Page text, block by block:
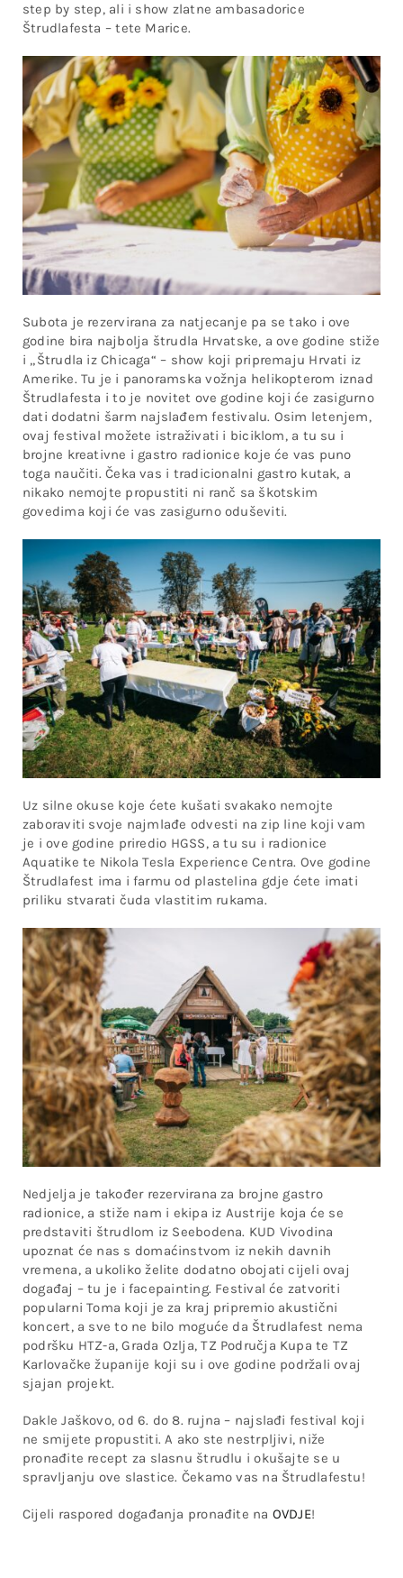
step by step, ali i show zlatne ambasadorice
Štrudlafesta – tete Marice.
Subota je rezervirana za natjecanje pa se tako i ove
godine bira najbolja štrudla Hrvatske, a ove godine stiže
i „Štrudla iz Chicaga“ – show koji pripremaju Hrvati iz
Amerike. Tu je i panoramska vožnja helikopterom iznad
Štrudlafesta i to je novitet ove godine koji će zasigurno
dati dodatni šarm najslađem festivalu. Osim letenjem,
ovaj festival možete istraživati i biciklom, a tu su i
brojne kreativne i gastro radionice koje će vas puno
toga naučiti. Čeka vas i tradicionalni gastro kutak, a
nikako nemojte propustiti ni ranč sa škotskim
govedima koji će vas zasigurno oduševiti.
Uz silne okuse koje ćete kušati svakako nemojte
zaboraviti svoje najmlađe odvesti na zip line koji vam
je i ove godine priredio HGSS, a tu su i radionice
Aquatike te Nikola Tesla Experience Centra. Ove godine
Štrudlafest ima i farmu od plastelina gdje ćete imati
priliku stvarati čuda vlastitim rukama.
Nedjelja je također rezervirana za brojne gastro
radionice, a stiže nam i ekipa iz Austrije koja će se
predstaviti štrudlom iz Seebodena. KUD Vivodina
upoznat će nas s domaćinstvom iz nekih davnih
vremena, a ukoliko želite dodatno obojati cijeli ovaj
događaj – tu je i facepainting. Festival će zatvoriti
popularni Toma koji je za kraj pripremio akustični
koncert, a sve to ne bilo moguće da Štrudlafest nema
podršku HTZ-a, Grada Ozlja, TZ Područja Kupa te TZ
Karlovačke županije koji su i ove godine podržali ovaj
sjajan projekt.
Dakle Jaškovo, od 6. do 8. rujna – najslađi festival koji
ne smijete propustiti. A ako ste nestrpljivi, niže
pronađite recept za slasnu štrudlu i okušajte se u
spravljanju ove slastice. Čekamo vas na Štrudlafestu!
Cijeli raspored događanja pronađite na OVDJE!